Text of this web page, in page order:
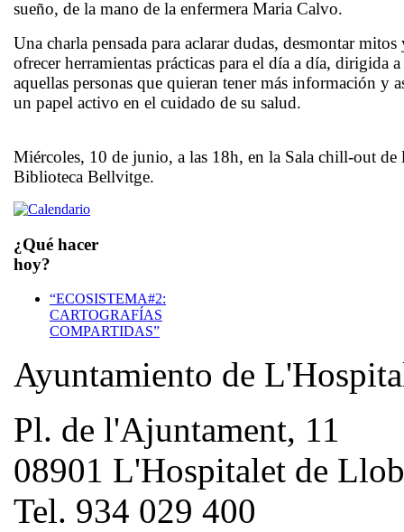
sueño, de la mano de la enfermera Maria Calvo.
Una charla pensada para aclarar dudas, desmontar mitos
ofrecer herramientas prácticas para el día a día, dirigida a
aquellas personas que quieran tener más información y
un papel activo en el cuidado de su salud.
Miércoles, 10 de junio, a las 18h, en la Sala chill-out de
Biblioteca Bellvitge.
¿Qué hacer
hoy?
“ECOSISTEMA#2:
CARTOGRAFÍAS
COMPARTIDAS”
Ayuntamiento de
Pl. de l'Ajuntament, 11
08901 L'Hospitalet de
Tel. 934 029 400